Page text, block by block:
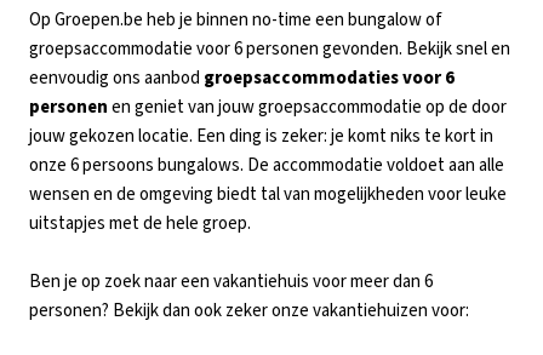
Op Groepen.be heb je binnen no-time een bungalow of
groepsaccommodatie voor 6 personen gevonden. Bekijk snel en
eenvoudig ons aanbod groepsaccommodaties voor 6
personenen geniet van jouw groepsaccommodatie op de door
jouw gekozen locatie. Een ding is zeker: je komt niks te kort in
onze 6 persoons bungalows. De accommodatie voldoet aan alle
wensen en de omgeving biedt tal van mogelijkheden voor leuke
uitstapjes met de hele groep.
Ben je op zoek naar een vakantiehuis voor meer dan 6
personen? Bekijk dan ook zeker onze vakantiehuizen voor: